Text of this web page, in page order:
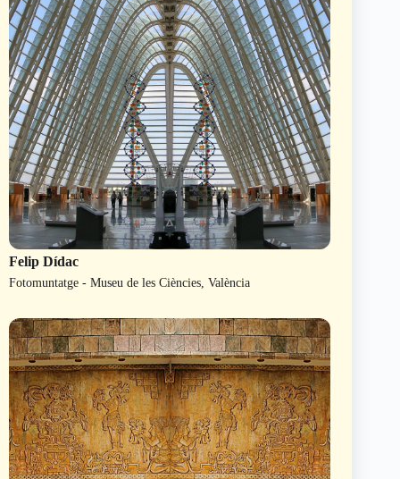
Felip Dídac
Fotomuntatge - Museu de les Ciències, València